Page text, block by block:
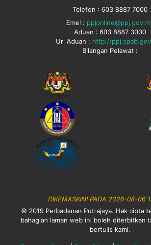
Telefon : 603 8887 7000
Emel :
Aduan : 603 8887 3000
Url Aduan : http://
Bilangan Pelawat :
DIKEMASKINI PADA 2026-08-06
© 2019 Perbadanan Putrajaya. Hak cipta
bahagian laman web ini boleh diterbitkan
bertulis kami.